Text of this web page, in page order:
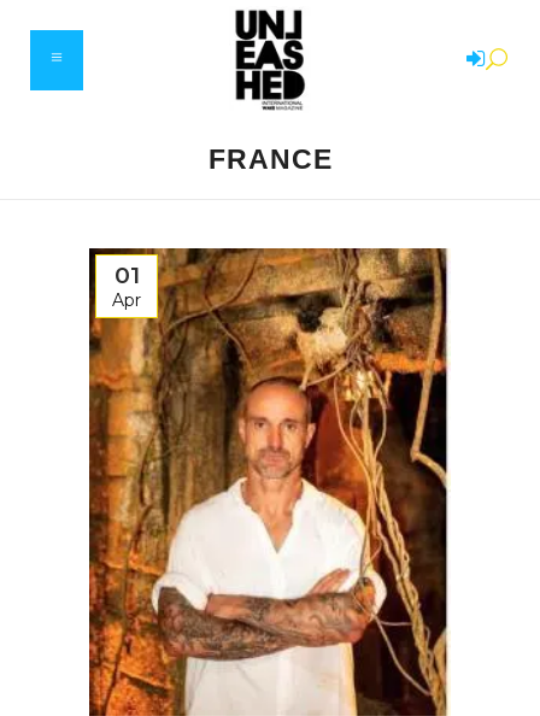
FRANCE
01
Apr